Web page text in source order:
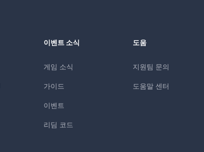
이벤트 소식
게임 소식
가이드
이벤트
리딤 코드
도움
지원팀 문의
도움말 센터